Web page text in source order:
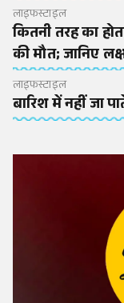
लाइफस्टाइल
कितनी तरह का
की मौत; जानिए
लाइफस्टाइल
बारिश में नहीं जा